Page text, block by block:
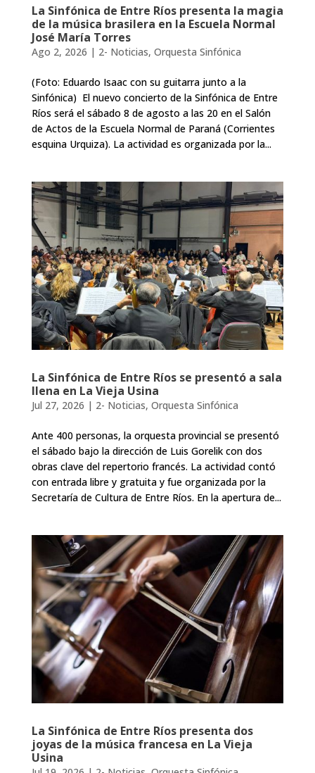
La Sinfónica de Entre Ríos presenta la magia
de la música brasilera en la Escuela Normal
José María Torres
Ago 2, 2026 | 2- Noticias, Orquesta Sinfónica
(Foto: Eduardo Isaac con su guitarra junto a la
Sinfónica) El nuevo concierto de la Sinfónica de Entre
Ríos será el sábado 8 de agosto a las 20 en el Salón
de Actos de la Escuela Normal de Paraná (Corrientes
esquina Urquiza). La actividad es organizada por la...
La Sinfónica de Entre Ríos se presentó a sala
llena en La Vieja Usina
Jul 27, 2026 | 2- Noticias, Orquesta Sinfónica
Ante 400 personas, la orquesta provincial se presentó
el sábado bajo la dirección de Luis Gorelik con dos
obras clave del repertorio francés. La actividad contó
con entrada libre y gratuita y fue organizada por la
Secretaría de Cultura de Entre Ríos. En la apertura de...
La Sinfónica de Entre Ríos presenta dos
joyas de la música francesa en La Vieja
Usina